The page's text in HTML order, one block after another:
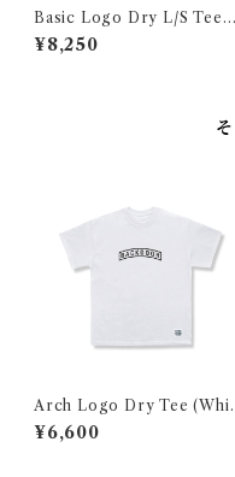
Basic Logo Dry L/S Tee
（White×Orange）
¥8,250
Arch Logo Dry Tee (White
×Black)
¥6,600